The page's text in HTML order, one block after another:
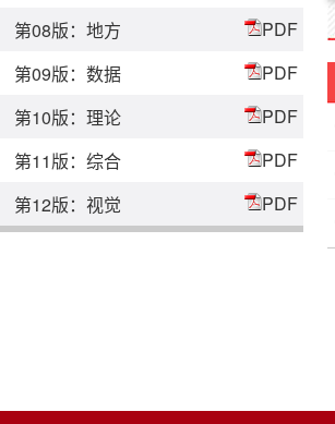
第08版：地方
PDF
第09版：数据
PDF
第10版：理论
PDF
第11版：综合
PDF
第12版：视觉
PDF